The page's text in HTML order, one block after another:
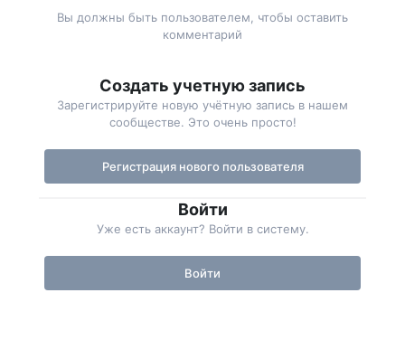
Вы должны быть пользователем, чтобы оставить
комментарий
Создать учетную запись
Зарегистрируйте новую учётную запись в нашем
сообществе. Это очень просто!
Регистрация нового пользователя
Войти
Уже есть аккаунт? Войти в систему.
Войти